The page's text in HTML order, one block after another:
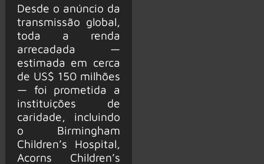
Desde o anúncio da
transmissão global,
toda a renda
arrecadada —
estimada em cerca
de US$ 150 milhões
— foi prometida a
instituições de
caridade, incluindo
o Birmingham
Children’s Hospital,
Acorns Children’s